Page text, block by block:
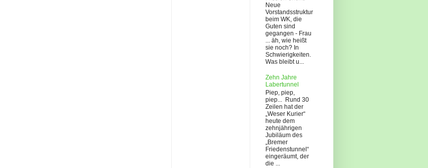
Neue
Vorstandsstruktur
beim WK, die
Guten sind
gegangen - Frau
... äh, wie heißt
sie noch? In
Schwierigkeiten.
Was bleibt u...
Zehn Jahre
Labertunnel
Piep, piep,
piep... Rund 30
Zeilen hat der
„Weser Kurier“
heute dem
zehnjährigen
Jubiläum des
„Bremer
Friedenstunnel“
eingeräumt, der
die ...